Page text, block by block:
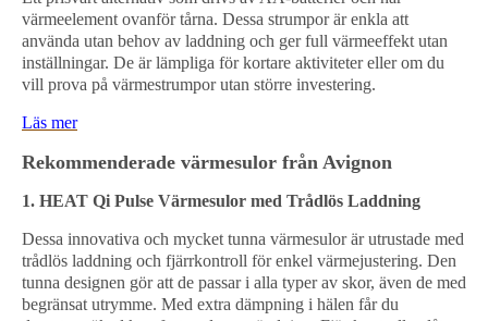
värmeelement ovanför tårna. Dessa strumpor är enkla att
använda utan behov av laddning och ger full värmeeffekt utan
inställningar. De är lämpliga för kortare aktiviteter eller om du
vill prova på värmestrumpor utan större investering.
Läs mer
Rekommenderade värmesulor från Avignon
1. HEAT Qi Pulse Värmesulor med Trådlös Laddning
Dessa innovativa och mycket tunna värmesulor är utrustade med
trådlös laddning och fjärrkontroll för enkel värmejustering. Den
tunna designen gör att de passar i alla typer av skor, även de med
begränsat utrymme. Med extra dämpning i hälen får du